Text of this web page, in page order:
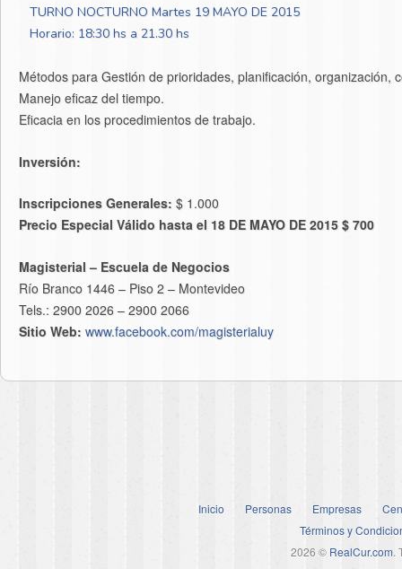
TURNO NOCTURNO Martes 19 MAYO DE 2015
Horario: 18:30 hs a 21.30 hs
Métodos para Gestión de prioridades, planificación,
Manejo eficaz del tiempo.
Eficacia en los procedimientos de trabajo.
Inversión:
Inscripciones Generales: $ 1.000
Precio Especial Válido hasta el 18 DE MAYO DE 2015 $ 700
Magisterial – Escuela de Negocios
Río Branco 1446 – Piso 2 – Montevideo
Tels.: 2900 2026 – 2900 2066
Sitio Web: www.facebook.com/magisterialuy
Inicio Personas Empresas
Términos y
2026 © RealCur.com.